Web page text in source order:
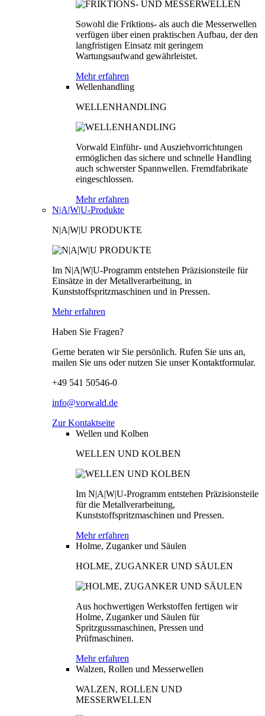
Sowohl die Friktions- als auch die Messerwellen
verfügen über einen praktischen Aufbau, der den
langfristigen Einsatz mit geringem
Wartungsaufwand gewährleistet.
Mehr erfahren
Wellenhandling
WELLENHANDLING
Vorwald Einführ- und Ausziehvorrichtungen
ermöglichen das sichere und schnelle Handling
auch schwerster Spannwellen. Fremdfabrikate
eingeschlossen.
Mehr erfahren
N|A|W|U-Produkte
N|A|W|U PRODUKTE
Im N|A|W|U-Programm entstehen Präzisionsteile für
Einsätze in der Metallverarbeitung, in
Kunststoffspritzmaschinen und in Pressen.
Mehr erfahren
Haben Sie Fragen?
Gerne beraten wir Sie persönlich. Rufen Sie uns an,
mailen Sie uns oder nutzen Sie unser Kontaktformular.
+49 541 50546-0
info@vorwald.de
Zur Kontaktseite
Wellen und Kolben
WELLEN UND KOLBEN
Im N|A|W|U-Programm entstehen Präzisionsteile
für die Metallverarbeitung,
Kunststoffspritzmaschinen und Pressen.
Mehr erfahren
Holme, Zuganker und Säulen
HOLME, ZUGANKER UND SÄULEN
Aus hochwertigen Werkstoffen fertigen wir
Holme, Zuganker und Säulen für
Spritzgussmaschinen, Pressen und
Prüfmaschinen.
Mehr erfahren
Walzen, Rollen und Messerwellen
WALZEN, ROLLEN UND
MESSERWELLEN